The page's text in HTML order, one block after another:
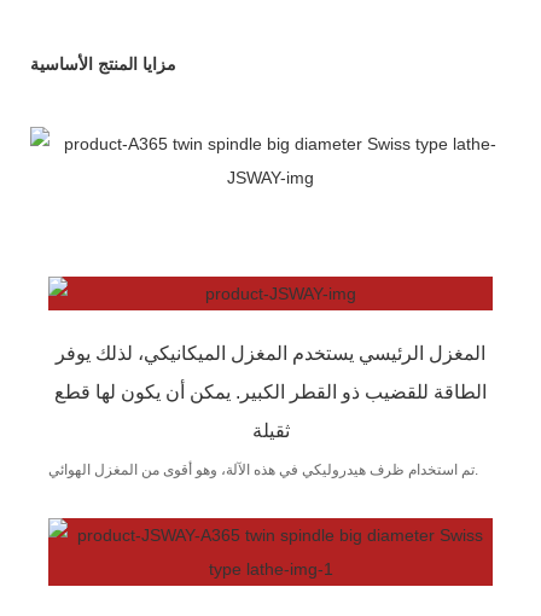
مزايا المنتج الأساسية
المغزل الرئيسي يستخدم المغزل الميكانيكي، لذلك يوفر
الطاقة للقضيب ذو القطر الكبير. يمكن أن يكون لها قطع
ثقيلة
تم استخدام ظرف هيدروليكي في هذه الآلة، وهو أقوى من المغزل الهوائي.